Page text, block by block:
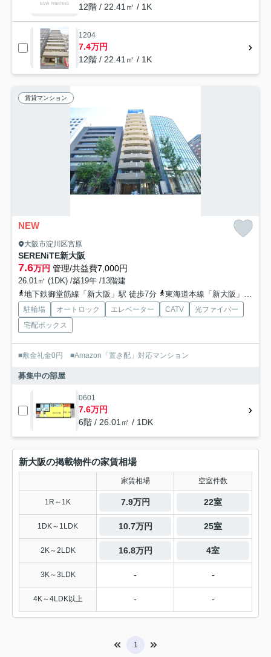
12階 / 22.41㎡ / 1K
1204
7.4万円
12階 / 22.41㎡ / 1K
賃貸マンション
NEW
大阪市淀川区宮原
SERENiTE新大阪
7.6万円 管理/共益費7,000円
26.01㎡ (1DK) /築19年 /13階建
地下鉄御堂筋線「新大阪」駅 徒歩7分
東海道本線「新大阪」駅 徒歩8分
駐輪場 オートロック エレベーター CATV
光ファイバー
宅配ボックス
■敷金礼金0円 ■Amazon「置き配」対応マンション
募集中の部屋
0601
7.6万円
6階 / 26.01㎡ / 1DK
新大阪の掲載物件の家賃相場
家賃相場 空室件数
1R～1K 7.9万円 22室
1DK～1LDK 10.7万円 25室
2K～2LDK 16.8万円 4室
3K～3LDK - -
4K～4LDK以上 - -
1